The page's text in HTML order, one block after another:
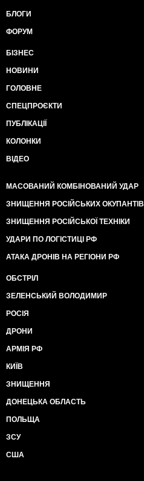
БЛОГИ
ФОРУМ
БІЗНЕС
НОВИНИ
ГОЛОВНЕ
СПЕЦПРОЄКТИ
ПУБЛІКАЦІЇ
КОЛОНКИ
ВІДЕО
МАСОВАНИЙ КОМБІНОВАНИЙ УДАР
ЗНИЩЕННЯ РОСІЙСЬКИХ ОКУПАНТІВ
ЗНИЩЕННЯ РОСІЙСЬКОЇ ТЕХНІКИ
УДАРИ ПО ЛОГІСТИЦІ РФ
АТАКА ДРОНІВ НА РЕГІОНИ РФ
ОБСТРІЛ
ЗЕЛЕНСЬКИЙ ВОЛОДИМИР
РОСІЯ
ДРОНИ
АРМІЯ РФ
КИЇВ
ЗНИЩЕННЯ
ДОНЕЦЬКА ОБЛАСТЬ
ПОЛЬЩА
ЗСУ
США